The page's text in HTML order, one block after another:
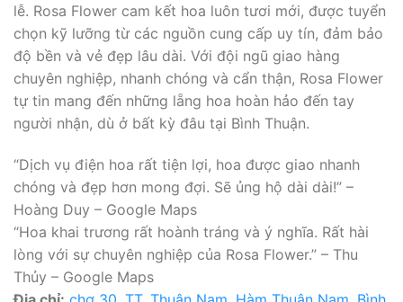
lễ. Rosa Flower cam kết hoa luôn tươi mới, được tuyển
chọn kỹ lưỡng từ các nguồn cung cấp uy tín, đảm bảo
độ bền và vẻ đẹp lâu dài. Với đội ngũ giao hàng
chuyên nghiệp, nhanh chóng và cẩn thận, Rosa Flower
tự tin mang đến những lẵng hoa hoàn hảo đến tay
người nhận, dù ở bất kỳ đâu tại Bình Thuận.
“Dịch vụ điện hoa rất tiện lợi, hoa được giao nhanh
chóng và đẹp hơn mong đợi. Sẽ ủng hộ dài dài!” –
Hoàng Duy – Google Maps
“Hoa khai trương rất hoành tráng và ý nghĩa. Rất hài
lòng với sự chuyên nghiệp của Rosa Flower.” – Thu
Thủy – Google Maps